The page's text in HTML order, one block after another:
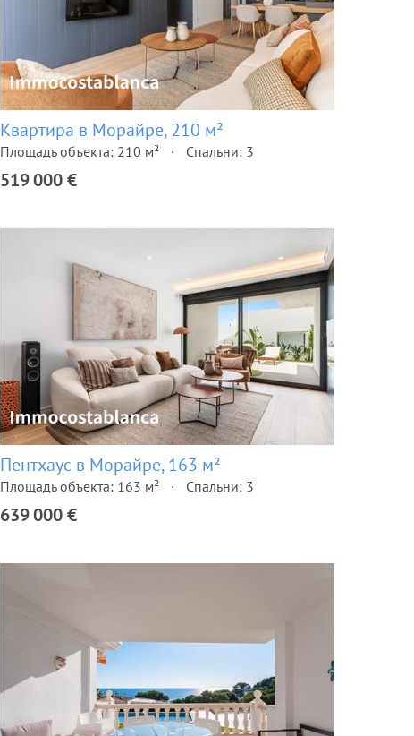
Квартира в Морайре, 210 м²
Площадь объекта: 210 м² Спальни: 3
519 000 €
Пентхаус в Морайре, 163 м²
Площадь объекта: 163 м² Спальни: 3
639 000 €